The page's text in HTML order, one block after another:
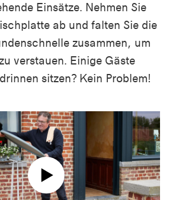
Einsätze. Nehmen Sie
ab und falten Sie die
zusammen, um
verstauen. Einige Gäste
sitzen? Kein Problem!